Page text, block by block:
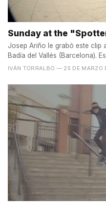
Sunday at the
Josep Ariño le grabó este clip
Badía del Vallés (Barcelona).
IVÁN TORRALBO — 25 DE MARZO